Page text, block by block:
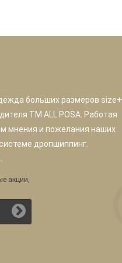
больших размеров size+
TM ALL POSA. Работая
мнения и пожелания наших
дропшиппинг.
акции,